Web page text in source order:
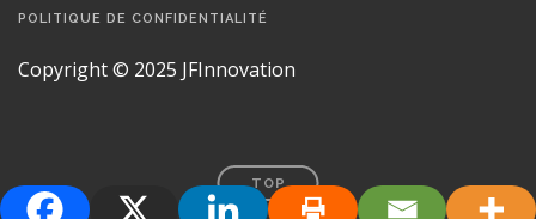
POLITIQUE DE CONFIDENTIALITÉ
Copyright © 2025 JFInnovation
TOP